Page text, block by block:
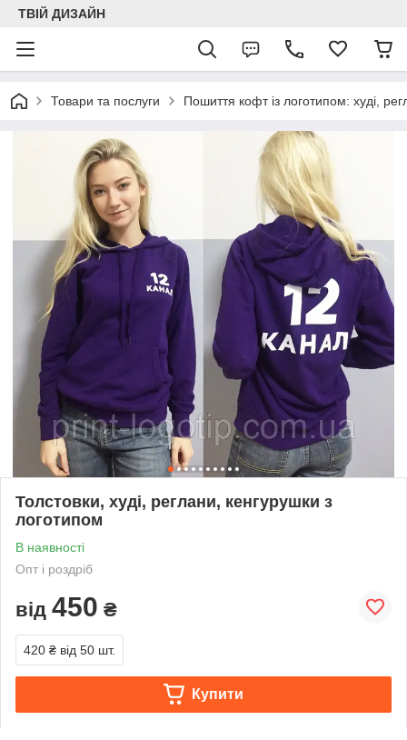
ТВІЙ ДИЗАЙН
Товари та послуги Пошиття кофт із логотипом: худі,
Толстовки, худі, реглани, кенгурушки з
логотипом
В наявності
Опт і роздріб
від 450 ₴
420 ₴ від 50 шт.
Купити